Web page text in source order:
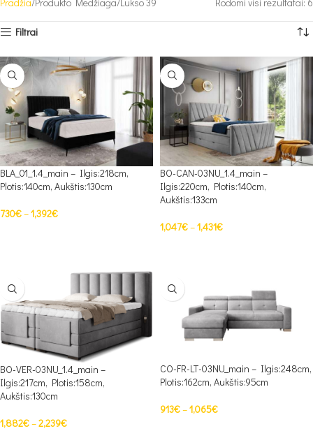
Filtrai
BLA_01_1.4_main – Ilgis:218cm,
Plotis:140cm, Aukštis:130cm
730€–1,392€
BO-CAN-03NU_1.4_main –
Ilgis:220cm, Plotis:140cm,
Aukštis:133cm
1,047€–1,431€
BO-VER-03NU_1.4_main –
Ilgis:217cm, Plotis:158cm,
Aukštis:130cm
1,882€–2,239€
CO-FR-LT-03NU_main – Ilgis:248cm,
Plotis:162cm, Aukštis:95cm
913€–1,065€